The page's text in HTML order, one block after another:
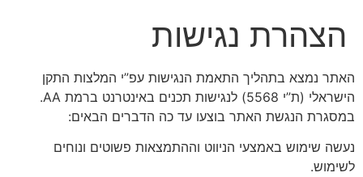
הצהרת נגישות
האתר נמצא בתהליך התאמת הנגישות עפ”י המלצות התקן
הישראלי (ת”י 5568) לנגישות תכנים באינטרנט ברמת AA.
במסגרת הנגשת האתר בוצעו עד כה הדברים הבאים:
נעשה שימוש באמצעי הניווט וההתמצאות פשוטים ונוחים
לשימוש.